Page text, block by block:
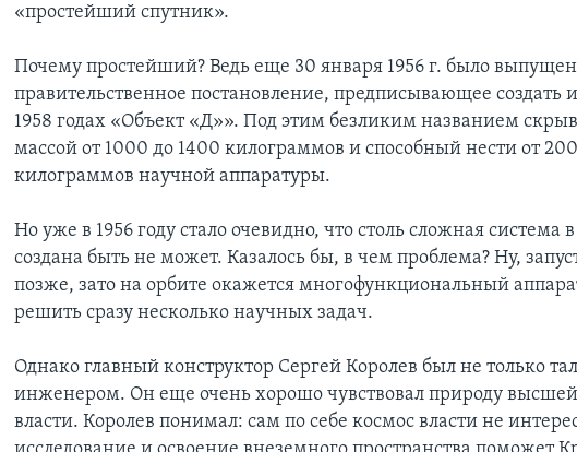
«простейший спутник».
Почему простейший? Ведь еще 30 января 1956 г. было
правительственное постановление, предписывающее создать
1958 годах «Объект «Д»». Под этим безликим названием
массой от 1000 до 1400 килограммов и способный нести от
килограммов научной аппаратуры.
Но уже в 1956 году стало очевидно, что столь сложная система
создана быть не может. Казалось бы, в чем проблема? Ну,
позже, зато на орбите окажется многофункциональный
решить сразу несколько научных задач.
Однако главный конструктор Сергей Королев был не только
инженером. Он еще очень хорошо чувствовал природу высшей
власти. Королев понимал: сам по себе космос власти не